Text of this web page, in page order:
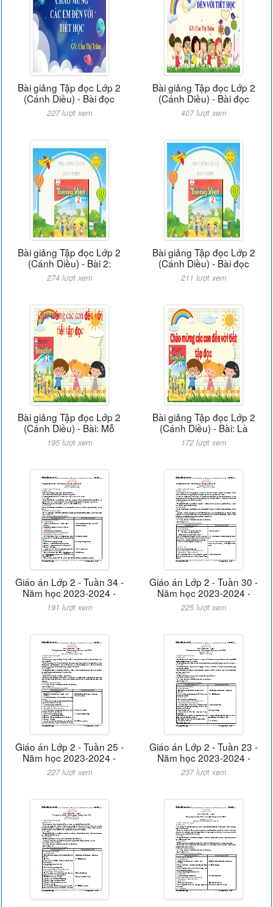
Bài giảng Tập đọc Lớp 2
(Cánh Diều) - Bài đọc
227 lượt xem
Bài giảng Tập đọc Lớp 2
(Cánh Diều) - Bài đọc
407 lượt xem
Bài giảng Tập đọc Lớp 2
(Cánh Diều) - Bài 2:
274 lượt xem
Bài giảng Tập đọc Lớp 2
(Cánh Diều) - Bài đọc
211 lượt xem
Bài giảng Tập đọc Lớp 2
(Cánh Diều) - Bài: Mỗ
195 lượt xem
Bài giảng Tập đọc Lớp 2
(Cánh Diều) - Bài: Là
172 lượt xem
Giáo án Lớp 2 - Tuần 34 -
Năm học 2023-2024 -
191 lượt xem
Giáo án Lớp 2 - Tuần 30 -
Năm học 2023-2024 -
225 lượt xem
Giáo án Lớp 2 - Tuần 25 -
Năm học 2023-2024 -
227 lượt xem
Giáo án Lớp 2 - Tuần 23 -
Năm học 2023-2024 -
237 lượt xem